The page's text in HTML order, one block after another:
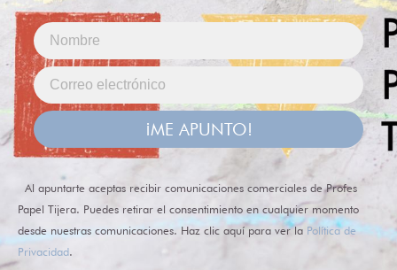
¡ME APUNTO!
Al apuntarte aceptas recibir comunicaciones comerciales de Profes
Papel Tijera. Puedes retirar el consentimiento en cualquier momento
desde nuestras comunicaciones. Haz clic aquí para ver la Política de
Privacidad.